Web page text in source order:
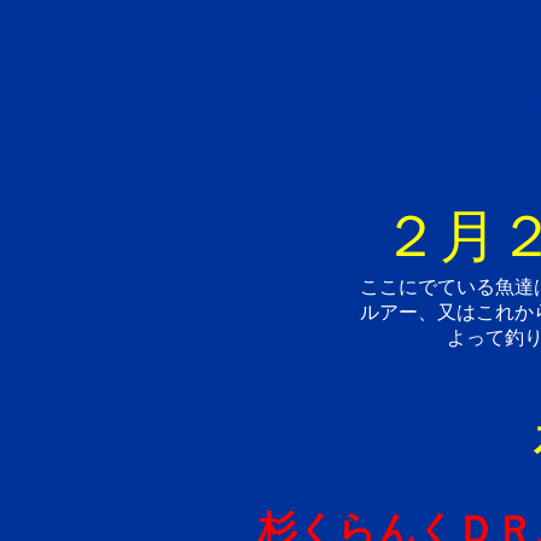
２月
ここにでている魚
ルアー、又はこれ
よって釣
杉くらんくＤ